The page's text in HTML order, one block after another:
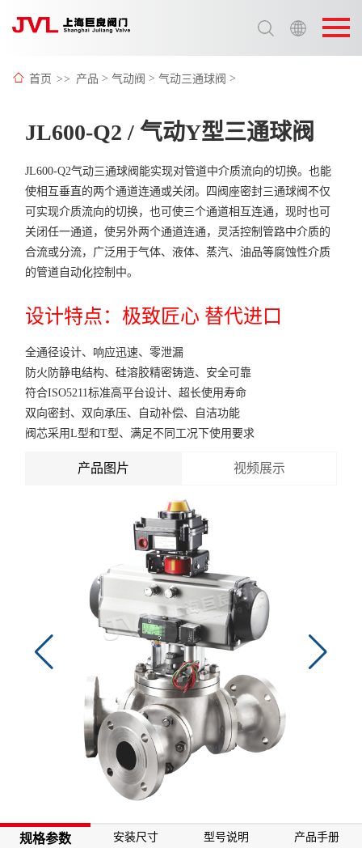
选择语言:
英语 / English
首页 >> 产品 > 气动阀 > 气动三通球阀 >
JL600-Q2 / 气动Y型三通球阀
JL600-Q2气动三通球阀能实现对管道中介质流向的切换。也能
使相互垂直的两个通道连通或关闭。四阀座密封三通球阀不仅
可实现介质流向的切换，也可使三个通道相互连通，现时也可
关闭任一通道，使另外两个通道连通，灵活控制管路中介质的
合流或分流，广泛用于气体、液体、蒸汽、油品等腐蚀性介质
的管道自动化控制中。
设计特点：极致匠心 替代进口
全通径设计、响应迅速、零泄漏
防火防静电结构、硅溶胶精密铸造、安全可靠
符合ISO5211标准高平台设计、超长使用寿命
双向密封、双向承压、自动补偿、自洁功能
阀芯采用L型和T型、满足不同工况下使用要求
产品图片 视频展示
规格参数 安装尺寸 型号说明 产品手册